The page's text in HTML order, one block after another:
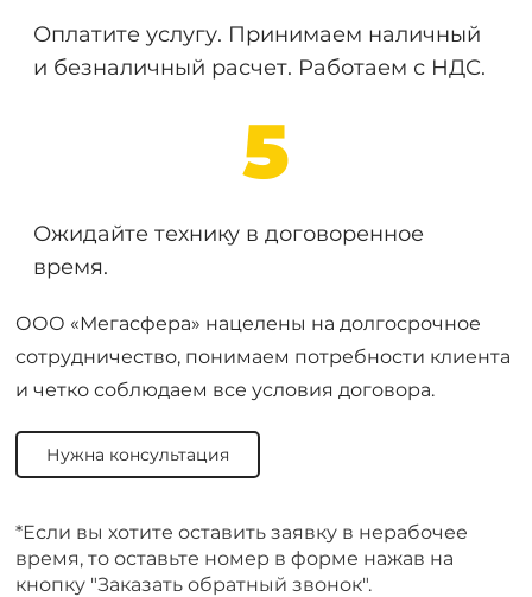
Оплатите услугу. Принимаем наличный
и безналичный расчет. Работаем с НДС.
5
Ожидайте технику в договоренное
время.
ООО «Мегасфера» нацелены на долгосрочное
сотрудничество, понимаем потребности клиента
и четко соблюдаем все условия договора.
Нужна консультация
*Если вы хотите оставить заявку в нерабочее
время, то оставьте номер в форме нажав на
кнопку "Заказать обратный звонок".